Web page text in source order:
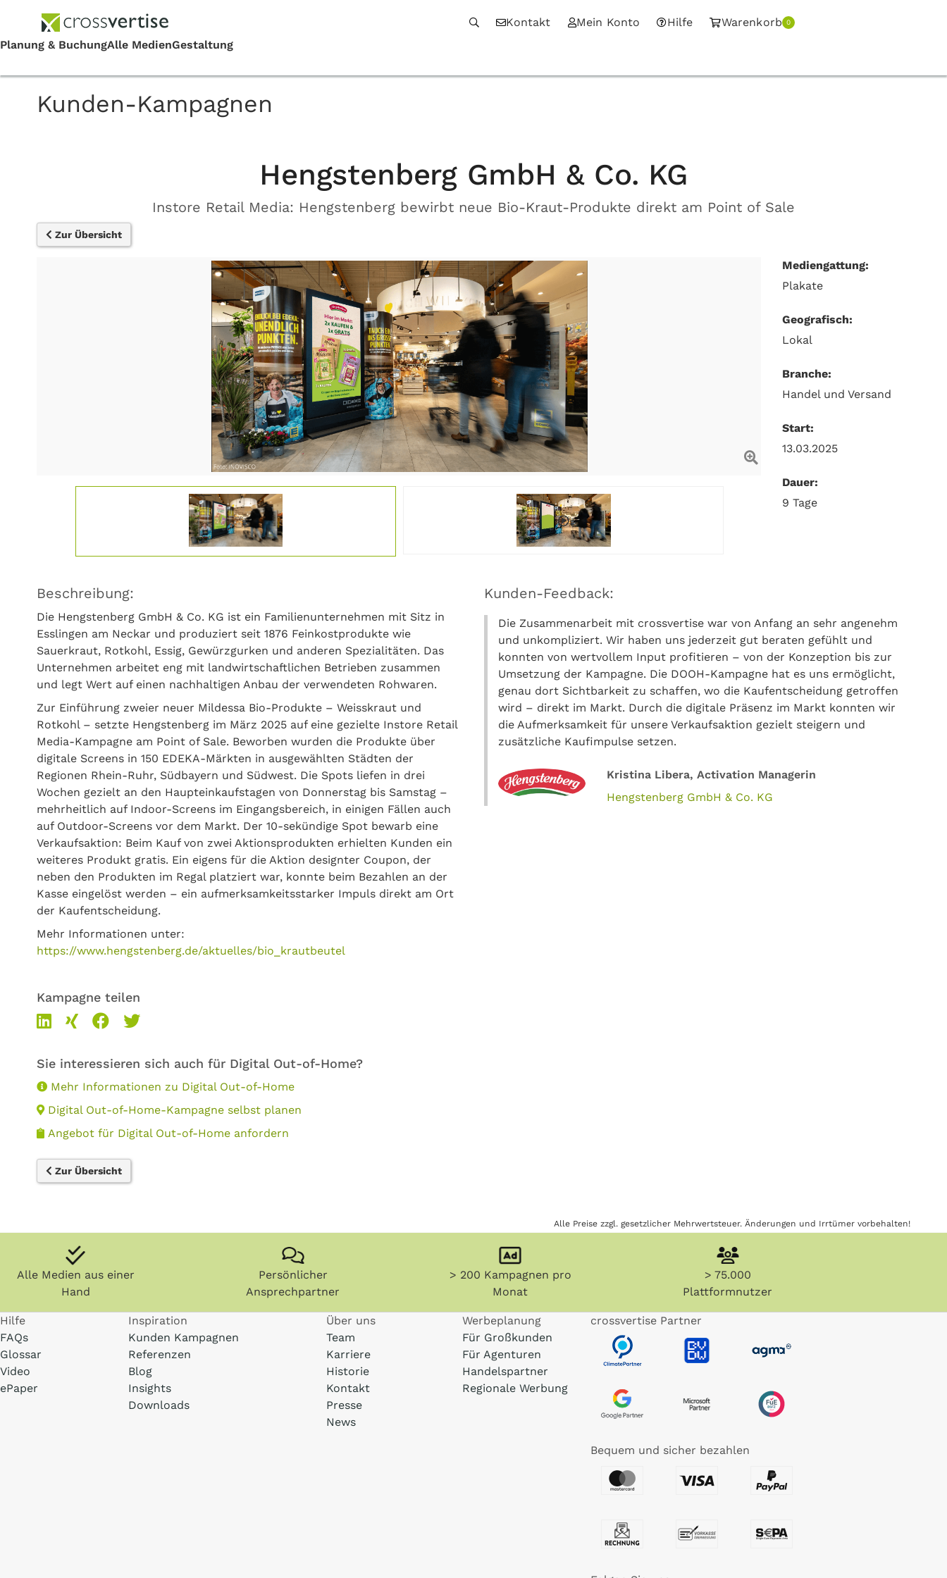
Kontakt Mein Konto Hilfe Warenkorb 0
Kunden-Kampagnen
Hengstenberg GmbH & Co. KG
Instore Retail Media: Hengstenberg bewirbt neue Bio-Kraut-Produkte direkt am Point of Sale
Zur Übersicht
Mediengattung:
Plakate
Geografisch:
Lokal
Branche:
Handel und Versand
Start:
13.03.2025
Dauer:
9 Tage
Beschreibung:
Die Hengstenberg GmbH & Co. KG ist ein Familienunternehmen mit Sitz in
Esslingen am Neckar und produziert seit 1876 Feinkostprodukte wie
Sauerkraut, Rotkohl, Essig, Gewürzgurken und anderen Spezialitäten. Das
Unternehmen arbeitet eng mit landwirtschaftlichen Betrieben zusammen
und legt Wert auf einen nachhaltigen Anbau der verwendeten Rohwaren.
Zur Einführung zweier neuer Mildessa Bio-Produkte – Weisskraut und
Rotkohl – setzte Hengstenberg im März 2025 auf eine gezielte Instore Retail
Media-Kampagne am Point of Sale. Beworben wurden die Produkte über
digitale Screens in 150 EDEKA-Märkten in ausgewählten Städten der
Regionen Rhein-Ruhr, Südbayern und Südwest. Die Spots liefen in drei
Wochen gezielt an den Haupteinkaufstagen von Donnerstag bis Samstag –
mehrheitlich auf Indoor-Screens im Eingangsbereich, in einigen Fällen auch
auf Outdoor-Screens vor dem Markt. Der 10-sekündige Spot bewarb eine
Verkaufsaktion: Beim Kauf von zwei Aktionsprodukten erhielten Kunden ein
weiteres Produkt gratis. Ein eigens für die Aktion designter Coupon, der
neben den Produkten im Regal platziert war, konnte beim Bezahlen an der
Kasse eingelöst werden – ein aufmerksamkeitsstarker Impuls direkt am Ort
der Kaufentscheidung.
Mehr Informationen unter:
https://www.hengstenberg.de/aktuelles/bio_krautbeutel
Kampagne teilen
Sie interessieren sich auch für Digital Out-of-Home?
Mehr Informationen zu Digital Out-of-Home
Digital Out-of-Home-Kampagne selbst planen
Angebot für Digital Out-of-Home anfordern
Kunden-Feedback:
Die Zusammenarbeit mit crossvertise war von Anfang an sehr angenehm
und unkompliziert. Wir haben uns jederzeit gut beraten gefühlt und
konnten von wertvollem Input profitieren – von der Konzeption bis zur
Umsetzung der Kampagne. Die DOOH-Kampagne hat es uns ermöglicht,
genau dort Sichtbarkeit zu schaffen, wo die Kaufentscheidung getroffen
wird – direkt im Markt. Durch die digitale Präsenz im Markt konnten wir
die Aufmerksamkeit für unsere Verkaufsaktion gezielt steigern und
zusätzliche Kaufimpulse setzen.
Kristina Libera, Activation Managerin
Hengstenberg GmbH & Co. KG
Zur Übersicht
Alle Preise zzgl. gesetzlicher Mehrwertsteuer. Änderungen und Irrtümer vorbehalten!
Alle Medien aus einer
Hand
Persönlicher
Ansprechpartner
> 200 Kampagnen pro
Monat
> 75.000
Plattformnutzer
Hilfe
FAQs
Glossar
Video
ePaper
Inspiration
Kunden Kampagnen
Referenzen
Blog
Insights
Downloads
Über uns
Team
Karriere
Historie
Kontakt
Presse
News
Werbeplanung
Für Großkunden
Für Agenturen
Handelspartner
Regionale Werbung
crossvertise Partner
Bequem und sicher bezahlen